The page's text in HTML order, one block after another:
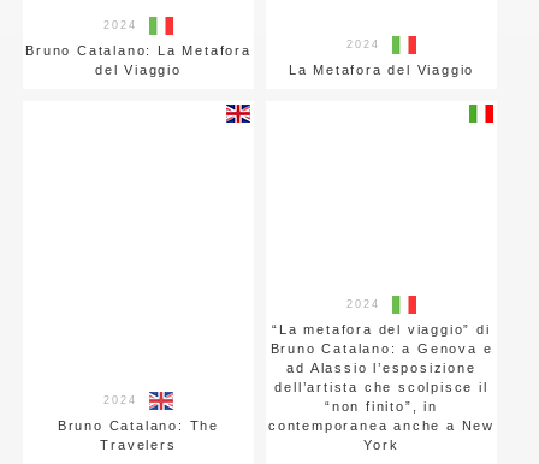
2024
Bruno Catalano: La Metafora
del Viaggio
2024
La Metafora del Viaggio
2024
Bruno Catalano: The
Travelers
2024
“La metafora del viaggio” di
Bruno Catalano: a Genova e
ad Alassio l’esposizione
dell’artista che scolpisce il
“non finito”, in
contemporanea anche a New
York